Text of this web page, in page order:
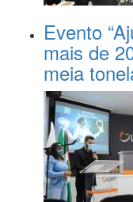
Evento
mais de
meia